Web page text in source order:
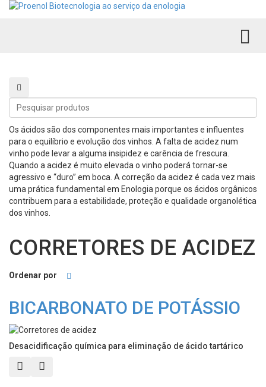
Procurar
produtos
Os ácidos são dos componentes mais importantes e influentes
para o equilíbrio e evolução dos vinhos. A falta de acidez num
vinho pode levar a alguma insipidez e carência de frescura.
Quando a acidez é muito elevada o vinho poderá tornar-se
agressivo e “duro” em boca. A correção da acidez é cada vez mais
uma prática fundamental em Enologia porque os ácidos orgânicos
contribuem para a estabilidade, proteção e qualidade organolética
dos vinhos.
CORRETORES DE ACIDEZ
Ordenar por
BICARBONATO DE POTÁSSIO
Desacidificação química para eliminação de ácido tartárico